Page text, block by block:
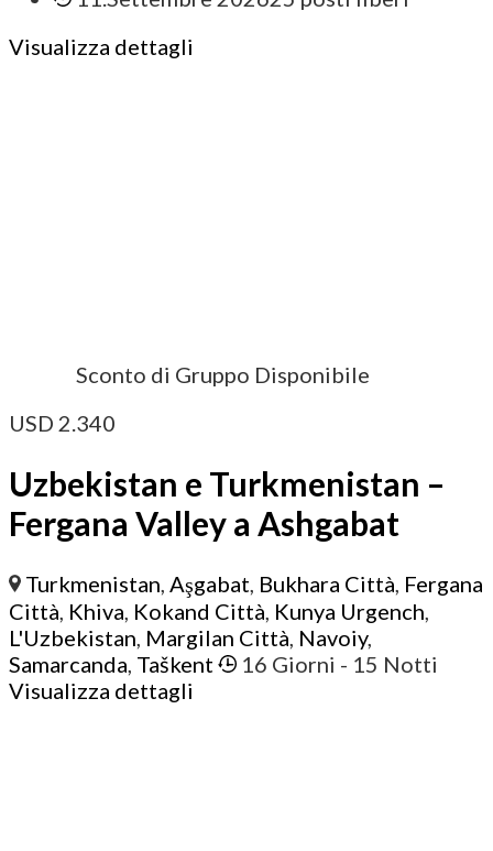
Visualizza dettagli
Sconto di Gruppo Disponibile
USD 2.340
Uzbekistan e Turkmenistan –
Fergana Valley a Ashgabat
Turkmenistan,Aşgabat, Bukhara Città, Fergana
Città, Khiva, Kokand Città, Kunya Urgench,
L'Uzbekistan, Margilan Città, Navoiy,
Samarcanda, Taškent 16 Giorni - 15 Notti
Visualizza dettagli